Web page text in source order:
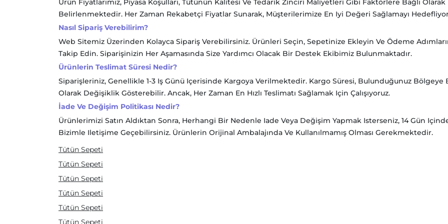
Ürün Fiyatlarımız, Piyasa Koşulları, Tütünün Kalitesi Ve Tedarik Zinciri Maliyetleri Gibi Faktörlere Bağlı Olarak
Belirlenmektedir. Her Zaman Rekabetçi Fiyatlar Sunarak, Müşterilerimize En Iyi Değeri Sağlamayı
Nasıl Sipariş Verebilirim?
Web Sitemiz Üzerinden Kolayca Sipariş Verebilirsiniz. Ürünleri Seçin, Sepetinize Ekleyin Ve Ödeme
Takip Edin. Siparişinizin Her Aşamasında Size Yardımcı Olacak Bir Destek Ekibimiz Bulunmaktadır.
Ürünlerin Teslimat Süresi Nedir?
Siparişleriniz, Genellikle 1-3 Iş Günü Içerisinde Kargoya Verilmektedir. Kargo Süresi, Bulunduğunuz Bölgeye
Olarak Değişiklik Gösterebilir. Ancak, Her Zaman En Hızlı Teslimatı Sağlamak Için Çalışıyoruz.
İade Ve Değişim Politikası Nedir?
Ürünlerimizi Satın Aldıktan Sonra, Herhangi Bir Nedenle Iade Veya Değişim Yapmak Isterseniz, 14 Gün
Bizimle Iletişime Geçebilirsiniz. Ürünlerin Orijinal Ambalajında Ve Kullanılmamış Olması Gerekmektedir.
Tütün Sepeti
Tütün Sepeti
Tütün Sepeti
Tütün Sepeti
Tütün Sepeti
Tütün Sepeti